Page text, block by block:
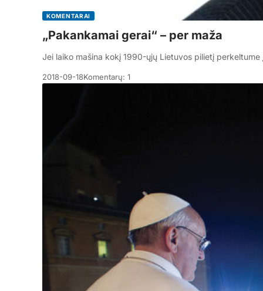
KOMENTARAI
„Pakankamai gerai“ – per maža
Jei laiko mašina kokį 1990-ųjų Lietuvos pilietį
2018-09-18Komentarų: 1